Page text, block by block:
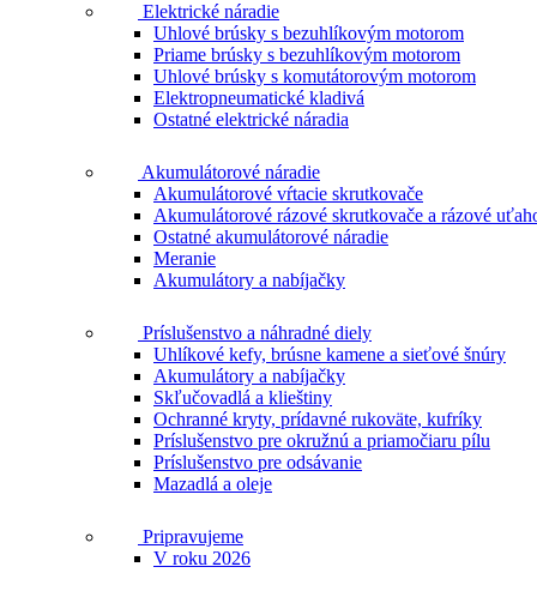
Elektrické náradie
Uhlové brúsky s bezuhlíkovým motorom
Priame brúsky s bezuhlíkovým motorom
Uhlové brúsky s komutátorovým motorom
Elektropneumatické kladivá
Ostatné elektrické náradia
Akumulátorové náradie
Akumulátorové vŕtacie skrutkovače
Akumulátorové rázové skrutkovače a rázové
Ostatné akumulátorové náradie
Meranie
Akumulátory a nabíjačky
Príslušenstvo a náhradné diely
Uhlíkové kefy, brúsne kamene a sieťové šnúry
Akumulátory a nabíjačky
Skľučovadlá a klieštiny
Ochranné kryty, prídavné rukoväte, kufríky
Príslušenstvo pre okružnú a priamočiaru pílu
Príslušenstvo pre odsávanie
Mazadlá a oleje
Pripravujeme
V roku 2026